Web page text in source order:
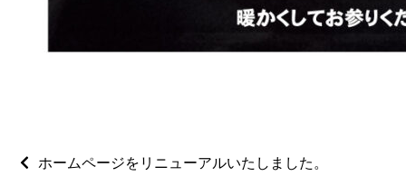
ホームページをリニューアルいたしました。